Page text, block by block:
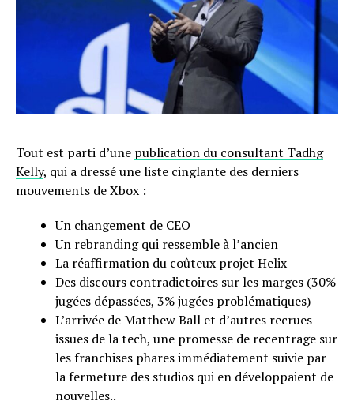
Tout est parti d’une publication du consultant Tadhg
Kelly, qui a dressé une liste cinglante des derniers
mouvements de Xbox :
Un changement de CEO
Un rebranding qui ressemble à l’ancien
La réaffirmation du coûteux projet Helix
Des discours contradictoires sur les marges (30%
jugées dépassées, 3% jugées problématiques)
L’arrivée de Matthew Ball et d’autres recrues
issues de la tech, une promesse de recentrage sur
les franchises phares immédiatement suivie par
la fermeture des studios qui en développaient de
nouvelles..